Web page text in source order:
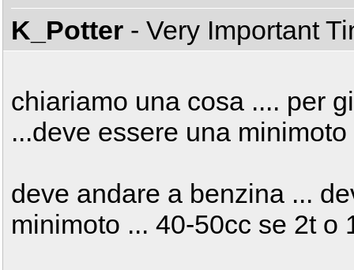
K_Potter - Very Important
chiariamo una cosa .... per
...deve essere una minimoto
deve andare a benzina ...
minimoto ... 40-50cc se 2t o